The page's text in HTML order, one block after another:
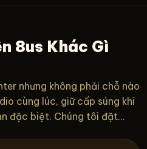
8us Khác Gì
nhưng không phải chỗ nào
cùng lúc, giữ cấp súng khi
đặc biệt. Chúng tôi đặt...